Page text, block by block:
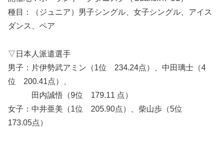
種目：（ジュニア）男子シングル、女子シングル、アイス
ダンス、ペア
▽日本人派遣選手
男子：片伊勢武アミン（1位 234.24点）、中田璃士（4
位 200.41点）、
田内誠悟（9位 179.11 点）
女子：中井亜美（1位 205.90点）、柴山歩（5位
173.05点）